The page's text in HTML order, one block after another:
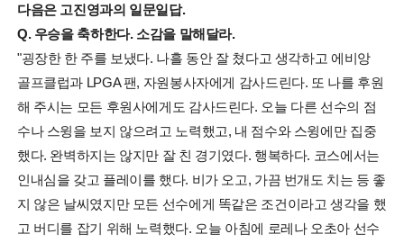
다음은 고진영과의 일문일답.
Q. 우승을 축하한다. 소감을 말해달라.
"굉장한 한 주를 보냈다. 나흘 동안 잘 쳤다고 생각하고 에비앙
골프클럽과 LPGA 팬, 자원봉사자에게 감사드린다. 또 나를 후원
해 주시는 모든 후원사에게도 감사드린다. 오늘 다른 선수의 점
수나 스윙을 보지 않으려고 노력했고, 내 점수와 스윙에만 집중
했다. 완벽하지는 않지만 잘 친 경기였다. 행복하다. 코스에서는
인내심을 갖고 플레이를 했다. 비가 오고, 가끔 번개도 치는 등 좋
지 않은 날씨였지만 모든 선수에게 똑같은 조건이라고 생각을 했
고 버디를 잡기 위해 노력했다. 오늘 아침에 로레나 오초아 선수